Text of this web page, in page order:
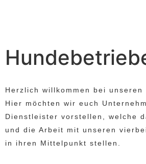
Herzlich willkommen bei unseren
Hier möchten wir euch
Dienstleister vorstellen, welche
und die Arbeit mit unseren
in ihren Mittelpunkt stellen.